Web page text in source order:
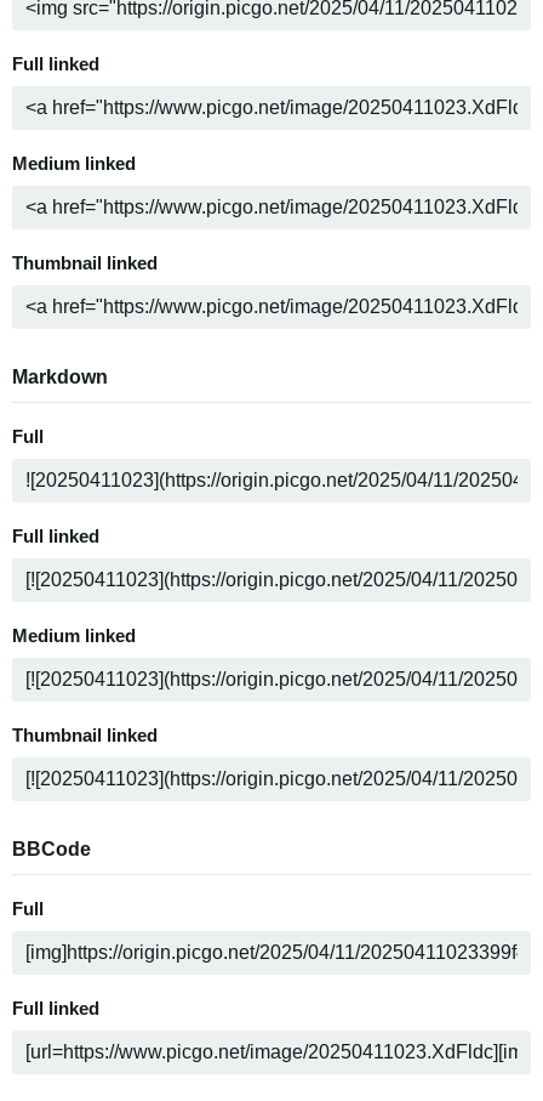
Full linked
Medium linked
Thumbnail linked
Markdown
Full
Full linked
Medium linked
Thumbnail linked
BBCode
Full
Full linked